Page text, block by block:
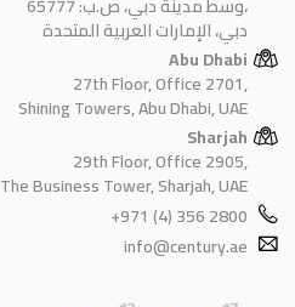
دبي، الإمارات العربية المتحدة
Abu Dhabi
27th Floor, Office 2701,
Shining Towers, Abu Dhabi, UAE
Sharjah
29th Floor, Office 2905,
The Business Tower, Sharjah, UAE
+971 (4) 356 2800
info@century.ae